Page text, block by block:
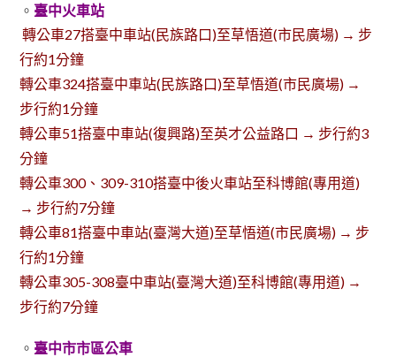
。 臺中火車站
轉公車27搭臺中車站(民族路口)至草悟道(市民廣場) → 步
行約1分鐘
轉公車324搭臺中車站(民族路口)至草悟道(市民廣場) →
步行約1分鐘
轉公車51搭臺中車站(復興路)至英才公益路口 → 步行約3
分鐘
轉公車300、309-310搭臺中後火車站至科博館(專用道)
→ 步行約7分鐘
轉公車81搭臺中車站(臺灣大道)至草悟道(市民廣場) → 步
行約1分鐘
轉公車305-308臺中車站(臺灣大道)至科博館(專用道) →
步行約7分鐘
。 臺中市市區公車